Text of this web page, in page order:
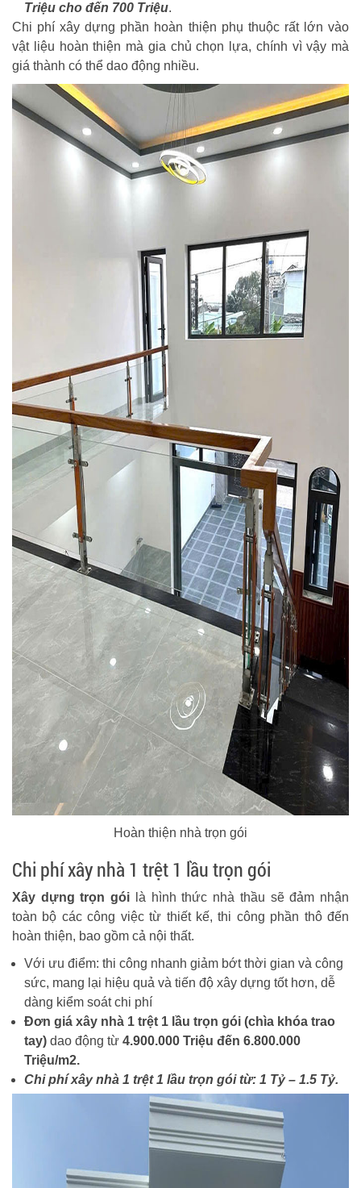
Triệu cho đến 700 Triệu.
Chi phí xây dựng phần hoàn thiện phụ thuộc rất lớn vào
vật liệu hoàn thiện mà gia chủ chọn lựa, chính vì vậy mà
giá thành có thể dao động nhiều.
Hoàn thiện nhà trọn gói
Chi phí xây nhà 1 trệt 1 lầu trọn gói
Xây dựng trọn gói là hình thức nhà thầu sẽ đảm nhận
toàn bộ các công việc từ thiết kế, thi công phần thô đến
hoàn thiện, bao gồm cả nội thất.
Với ưu điểm: thi công nhanh giảm bớt thời gian và công
sức, mang lại hiệu quả và tiến độ xây dựng tốt hơn, dễ
dàng kiểm soát chi phí
Đơn giá xây nhà 1 trệt 1 lầu trọn gói (chìa khóa trao
tay) dao động từ 4.900.000 Triệu đến 6.800.000
Triệu/m2.
Chi phí xây nhà 1 trệt 1 lầu trọn gói từ: 1 Tỷ – 1.5 Tỷ.